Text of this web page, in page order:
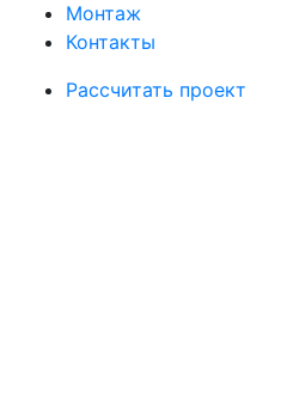
Монтаж
Контакты
Рассчитать проект